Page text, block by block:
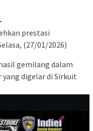
prestasi
(27/01/2026)
gemilang dalam
yang digelar di Sirkuit